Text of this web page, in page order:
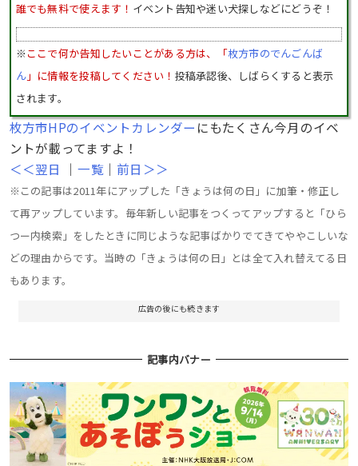
誰でも無料で使えます！ イベント告知や迷い犬探しなどにどうぞ！
※ ここで何か告知したいことがある方は、「枚方市のでんごんば
ん」に情報を投稿してください！ 投稿承認後、しばらくすると表示
されます。
枚方市HPのイベントカレンダー にもたくさん今月のイベ
ントが載ってますよ！
＜＜翌日
｜一覧 ｜ 前日＞＞
※この記事は2011年にアップした「きょうは何の日」に加筆・修正し
て再アップしています。毎年新しい記事をつくってアップすると「ひら
つー内検索」をしたときに同じような記事ばかりでてきてややこしいな
どの理由からです。当時の「きょうは何の日」とは全て入れ替えてる日
もあります。
広告の後にも続きます
記事内バナー